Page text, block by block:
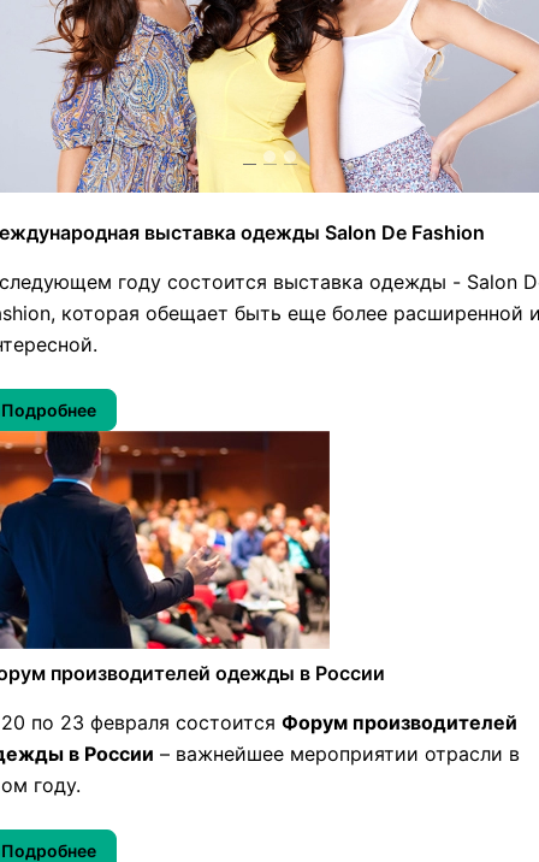
выставка одежды Salon De Fashion
году состоится выставка одежды - Salon
которая обещает быть еще более расширенной
Подробнее
производителей одежды в России
по 23 февраля состоится Форум производителей
в России – важнейшее мероприятии отрасли в
году.
Подробнее